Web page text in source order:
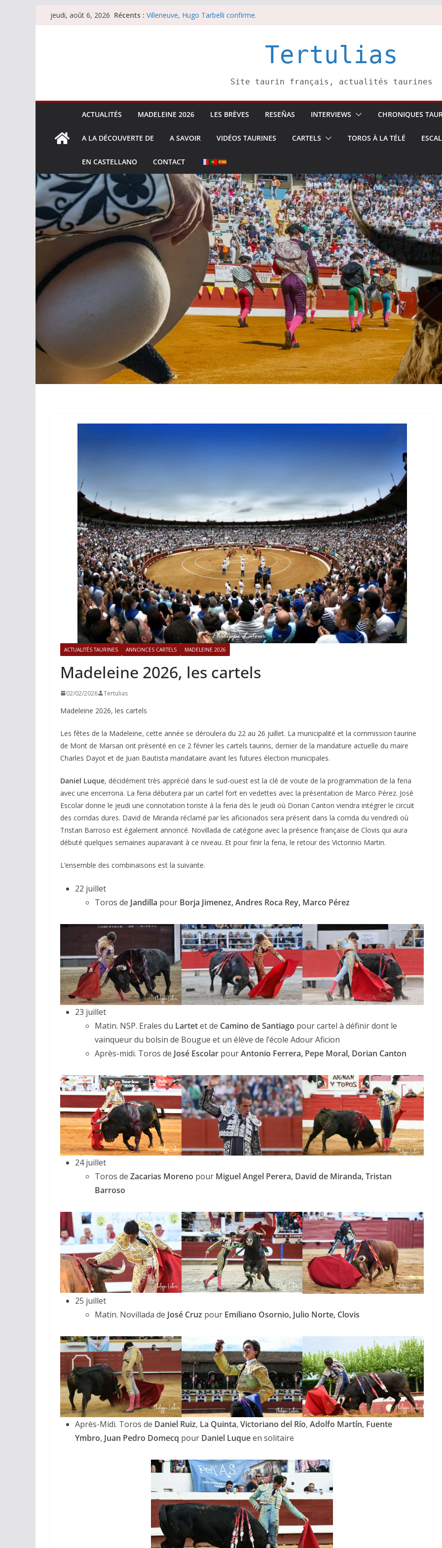
Passerjeudi, août 6, 2026 Récents : Villeneuve, Hugo Tarbelli confirme.
Tertulias
Site taurin français, actualités taurines
ACTUALITÉS MADELEINE 2026 LES BRÈVES RESEÑAS INTERVIEWS CHRONIQUES
A LA DÉCOUVERTE DE A SAVOIR VIDÉOS TAURINES CARTELS TOROS À LA TÉLÉ
EN CASTELLANO CONTACT
ACTUALITÉS TAURINES ANNONCES CARTELS MADELEINE 2026
Madeleine 2026, les cartels
02/02/2026 Tertulias
Madeleine 2026, les cartels
Les fêtes de la Madeleine, cette année se déroulera du 22 au 26 juillet. La municipalité et la commission taurine
de Mont de Marsan ont présenté en ce 2 février les cartels taurins, dernier de la mandature actuelle du maire
Charles Dayot et de Juan Bautista mandataire avant les futures élection municipales.
Daniel Luque, décidément très apprécié dans le sud-ouest est la clé de voute de la programmation de la feria
avec une encerrona. La feria débutera par un cartel fort en vedettes avec la présentation de Marco Pérez. José
Escolar donne le jeudi une connotation toriste à la feria dès le jeudi où Dorian Canton viendra intégrer le circuit
des corridas dures. David de Miranda réclamé par les aficionados sera présent dans la corrida du vendredi où
Tristan Barroso est également annoncé. Novillada de catégorie avec la présence française de Clovis qui aura
débuté quelques semaines auparavant à ce niveau. Et pour finir la feria, le retour des Victorinio Martin.
L’ensemble des combinaisons est la suivante.
22 juillet
Toros de Jandilla pour Borja Jimenez, Andres Roca Rey, Marco Pérez
23 juillet
Matin. NSP. Erales du Lartetet de Camino de Santiago pour cartel à définir dont le
vainqueur du bolsin de Bougue et un élève de l’école Adour Aficion
Après-midi. Toros de José Escolar pourAntonio Ferrera, Pepe Moral, Dorian Canton
24 juillet
Toros de Zacarias Moreno pour Miguel Angel Perera, David de Miranda, Tristan
Barroso
25 juillet
Matin. Novillada de José Cruz pour Emiliano Osornio, Julio Norte, Clovis
Après-Midi. Toros de Daniel Ruiz, La Quinta, Victoriano del Río, Adolfo Martín, Fuente
Ymbro, Juan Pedro Domecq pour Daniel Luqueen solitaire
Istres, l’ouverture en
photos
19/06/2026 Tertulias
PHOTOS TAURINES 2026
Bayonne, la corrida des
fêtes en photos
17/07/2026 Tertulias
ACTUALITÉS TAURINES
CHRONIQUES TAURINES 2026
Arles : au seuil des
espérances.
02/04/2026 Olivier Castelnau
ACTUALITÉS TAURINES
CHRONIQUES TAURINES 2026
Istres : la feria des
ultimes émotions
18/06/2026